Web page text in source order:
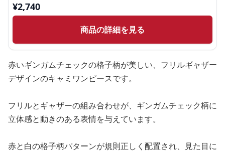
¥2,740
商品の詳細を見る
赤いギンガムチェックの格子柄が美しい、フリルギャザー
デザインのキャミワンピースです。
フリルとギャザーの組み合わせが、ギンガムチェック柄に
立体感と動きのある表情を与えています。
赤と白の格子柄パターンが規則正しく配置され、見た目に